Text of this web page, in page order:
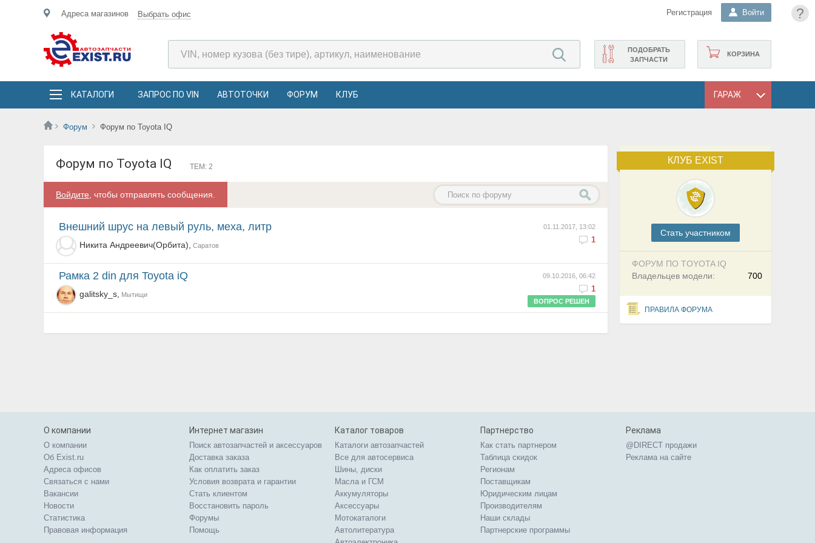
?
Адреса магазинов Выбрать офис Регистрация Войти
КОРЗИНА
ПОДОБРАТЬ
ЗАПЧАСТИ
КАТАЛОГИ ЗАПРОС ПО VIN АВТОТОЧКИ ФОРУМ КЛУБ ГАРАЖ
Форум Форум по Toyota IQ
КЛУБ EXIST
Cтать участником
ФОРУМ ПО TOYOTA IQ
700
Владельцев модели:
ПРАВИЛА ФОРУМА
Форум по Toyota IQ ТЕМ: 2
Войдите , чтобы отправлять сообщения.
01.11.2017, 13:02
1
Внешний шрус на левый руль, меха, литр
Никита Андреевич(Орбита), Саратов
09.10.2016, 06:42
1
Рамка 2 din для Toyota iQ
galitsky_s,
Мытищи
ВОПРОС РЕШЕН
О компании
О компании
Об Exist.ru
Адреса офисов
Связаться с нами
Вакансии
Новости
Статистика
Правовая информация
Интернет магазин
Поиск автозапчастей и аксессуаров
Доставка заказа
Как оплатить заказ
Условия возврата и гарантии
Стать клиентом
Восстановить пароль
Форумы
Помощь
Каталог товаров
Каталоги автозапчастей
Все для автосервиса
Шины, диски
Масла и ГСМ
Аккумуляторы
Аксессуары
Мотокаталоги
Автолитература
Партнерство
Как стать партнером
Таблица скидок
Регионам
Поставщикам
Юридическим лицам
Производителям
Наши склады
Партнерские программы
Реклама
@DIRECT продажи
Реклама на сайте